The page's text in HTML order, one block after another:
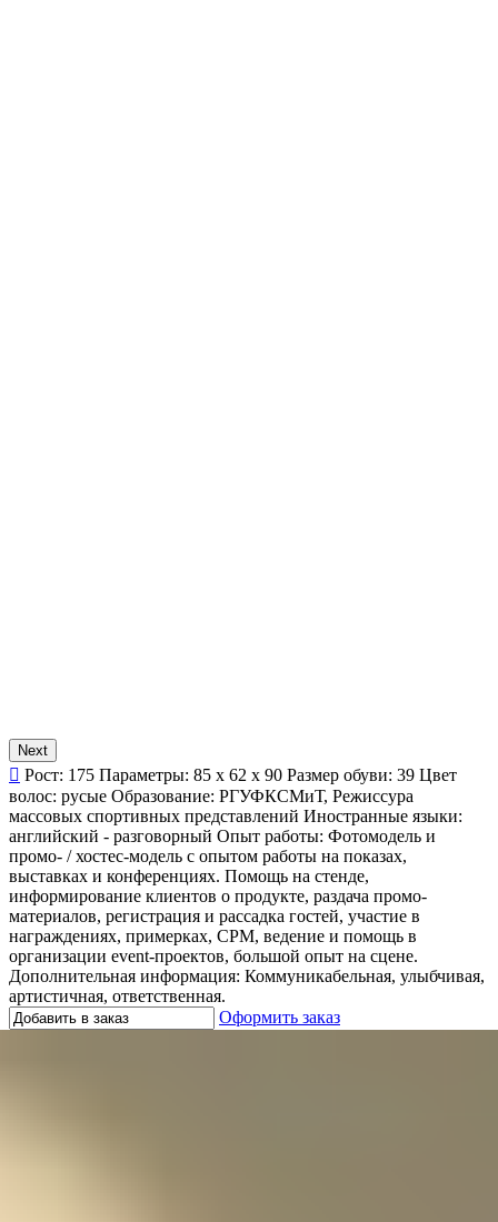
Next
Рост: 175 Параметры: 85 x 62 x 90 Размер обуви: 39 Цвет
волос: русые Образование: РГУФКСМиТ, Режиссура
массовых спортивных представлений Иностранные языки:
английский - разговорный Опыт работы: Фотомодель и
промо- / хостес-модель с опытом работы на показах,
выставках и конференциях. Помощь на стенде,
информирование клиентов о продукте, раздача промо-
материалов, регистрация и рассадка гостей, участие в
награждениях, примерках, CPM, ведение и помощь в
организации event-проектов, большой опыт на сцене.
Дополнительная информация: Коммуникабельная, улыбчивая,
артистичная, ответственная.
Оформить заказ